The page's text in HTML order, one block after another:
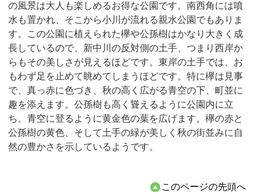
の風景は大人も楽しめるお得な公園です。南西角には噴
水も置かれ、そこから小川が流れる親水公園でもありま
す。この公園に植えられた欅や公孫樹はかなり大きく成
長しているので、新中川の反対側の土手、つまり西岸か
らもその美しさが見えるほどです。東岸の土手では、お
もわず足を止めて眺めてしまうほどです。特に欅は見事
で、真っ赤に色づき、秋の高く広がる青空の下、町並に
趣を添えます。公孫樹も高く聳えるように公園内に立
ち、青空に登るように黄金色の葉を広げます。欅の赤と
公孫樹の黄色、そして土手の緑が美しく秋の街並みに自
然の豊かさを示しているようです。
このページの先頭へ